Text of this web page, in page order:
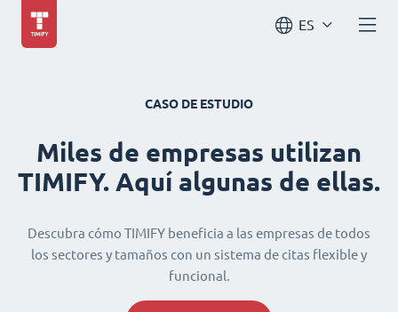
ES
CASO DE ESTUDIO
Miles de empresas utilizan
TIMIFY. Aquí algunas de ellas.
Descubra cómo TIMIFY beneficia a las empresas de todos
los sectores y tamaños con un sistema de citas flexible y
funcional.